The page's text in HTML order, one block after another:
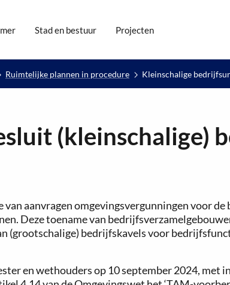
Stad en bestuur Projecten
Ruimtelijke plannen in procedure Kleinschalige
(kleinschalige)
van aanvragen omgevingsvergunningen voor
Deze toename van
(grootschalige) bedrijfskavels voor
en wethouders op 10 september 2024, met